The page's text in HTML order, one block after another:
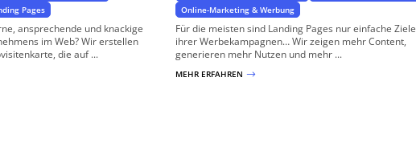
Pages
ansprechende und knackige
im Web? Wir erstellen
die auf ...
Online-Marketing & Werbung
Für die meisten sind Landing Pages nur einfache Ziele
ihrer Werbekampagnen… Wir zeigen mehr Content,
generieren mehr Nutzen und mehr ...
MEHR ERFAHREN $